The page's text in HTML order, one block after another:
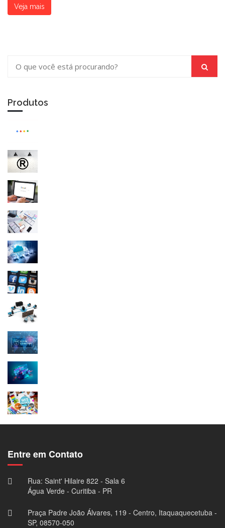
Veja mais
Produtos
Entre em Contato
Rua: Saint' Hilaire 822 - Sala 6
Água Verde - Curitiba - PR
Praça Padre João Álvares, 119 - Centro, Itaquaquecetuba -
SP, 08570-050